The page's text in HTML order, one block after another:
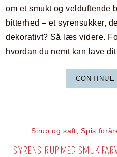
om et smukt og velduftende
bitterhed – et syrensukker,
dekorativt? Så læs videre.
hvordan du nemt kan lave
Sirup og saft ,Spis
SYRENSIRUP MED SMUK